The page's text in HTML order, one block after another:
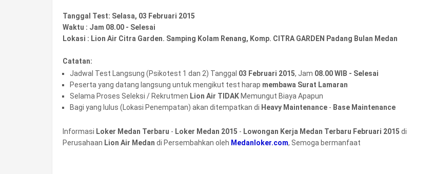
Tanggal Test: Selasa, 03 Februari 2015
Waktu : Jam 08.00 - Selesai
Lokasi : Lion Air Citra Garden. Samping Kolam Renang, Komp. CITRA GARDEN Padang Bulan Medan
Catatan:
Jadwal Test Langsung (Psikotest 1 dan 2) Tanggal 03 Februari 2015, Jam 08.00 WIB - Selesai
Peserta yang datang langsung untuk mengikut test harap membawa Surat Lamaran
Selama Proses Seleksi / Rekrutmen Lion Air TIDAK Memungut Biaya Apapun
Bagi yang lulus (Lokasi Penempatan) akan ditempatkan di Heavy Maintenance - Base Maintenance
Informasi Loker Medan Terbaru - Loker Medan 2015 - Lowongan Kerja Medan Terbaru Februari 2015 di
Perusahaan Lion Air Medan di Persembahkan oleh Medanloker.com, Semoga bermanfaat